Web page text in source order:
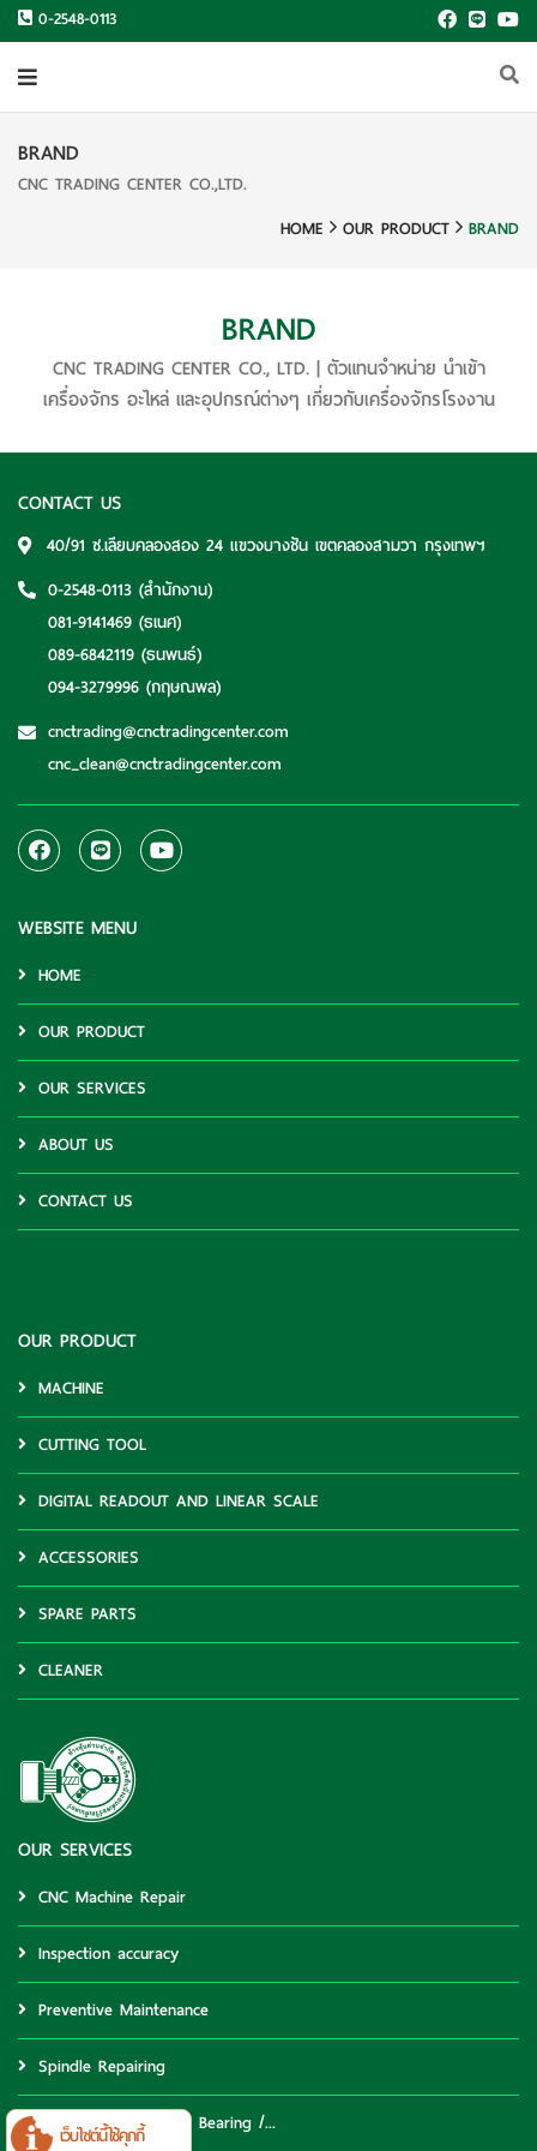
0-2548-0113
BRAND
CNC TRADING CENTER CO.,LTD.
HOME
OUR PRODUCT BRAND
BRAND
CNC TRADING CENTER CO., LTD. | ตัวแทนจำหน่าย นำเข้า
เครื่องจักร อะไหล่ และอุปกรณ์ต่างๆ เกี่ยวกับเครื่องจักรโรงงาน
CONTACT US
40/91 ซ.เลียบคลองสอง 24 แขวงบางชัน เขตคลองสามวา กรุงเทพฯ
0-2548-0113 (สำนักงาน)
081-9141469 (ธเนศ)
089-6842119 (ธนพนธ์)
094-3279996 (กฤษณพล)
cnctrading@cnctradingcenter.com
cnc_clean@cnctradingcenter.com
WEBSITE MENU
HOME
OUR PRODUCT
OUR SERVICES
ABOUT US
CONTACT US
OUR PRODUCT
MACHINE
CUTTING TOOL
DIGITAL READOUT AND LINEAR SCALE
ACCESSORIES
SPARE PARTS
CLEANER
OUR SERVICES
CNC Machine Repair
Inspection accuracy
Preventive Maintenance
Spindle Repairing
Ball Screw / Support Bearing /...
เว็บไซต์นี้ใช้คุกกี้